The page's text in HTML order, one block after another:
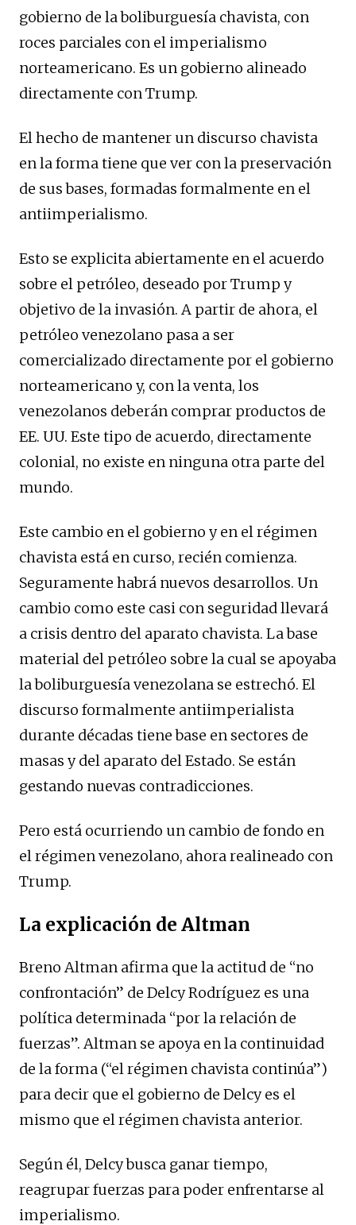
gobierno de la boliburguesía chavista, con
roces parciales con el imperialismo
norteamericano. Es un gobierno alineado
directamente con Trump.
El hecho de mantener un discurso chavista
en la forma tiene que ver con la preservación
de sus bases, formadas formalmente en el
antiimperialismo.
Esto se explicita abiertamente en el acuerdo
sobre el petróleo, deseado por Trump y
objetivo de la invasión. A partir de ahora, el
petróleo venezolano pasa a ser
comercializado directamente por el gobierno
norteamericano y, con la venta, los
venezolanos deberán comprar productos de
EE. UU. Este tipo de acuerdo, directamente
colonial, no existe en ninguna otra parte del
mundo.
Este cambio en el gobierno y en el régimen
chavista está en curso, recién comienza.
Seguramente habrá nuevos desarrollos. Un
cambio como este casi con seguridad llevará
a crisis dentro del aparato chavista. La base
material del petróleo sobre la cual se apoyaba
la boliburguesía venezolana se estrechó. El
discurso formalmente antiimperialista
durante décadas tiene base en sectores de
masas y del aparato del Estado. Se están
gestando nuevas contradicciones.
Pero está ocurriendo un cambio de fondo en
el régimen venezolano, ahora realineado con
Trump.
La explicación de Altman
Breno Altman afirma que la actitud de “no
confrontación” de Delcy Rodríguez es una
política determinada “por la relación de
fuerzas”. Altman se apoya en la continuidad
de la forma (“el régimen chavista continúa”)
para decir que el gobierno de Delcy es el
mismo que el régimen chavista anterior.
Según él, Delcy busca ganar tiempo,
reagrupar fuerzas para poder enfrentarse al
imperialismo.